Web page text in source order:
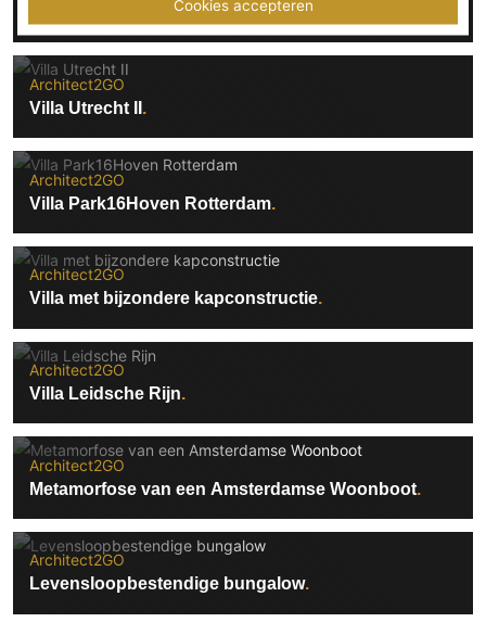
Villa Utrecht I - hoe een rups een vlinder werd
Architect2GO
Villa Utrecht II
Architect2GO
Villa Park16Hoven Rotterdam
Architect2GO
Villa met bijzondere kapconstructie
Architect2GO
Villa Leidsche Rijn
Architect2GO
Metamorfose van een Amsterdamse Woonboot
Architect2GO
Levensloopbestendige bungalow
Cookies accepteren